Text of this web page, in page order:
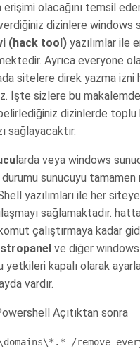
erişimi olacağını temsil
dizinlere windows
(hack tool) yazılımlar ile
Ayrıca everyone
sitelere direk yazma izni
İşte sizlere bu
dizinlerde toplu
sağlayacaktır.
larda veya windows
sunucuyu tamamen
yazılımları ile her
sağlamaktadır.
çalıştırmaya kadar
ve diğer
yetkileri kapalı olarak
vardır.
Açıtıktan sonra
/remove